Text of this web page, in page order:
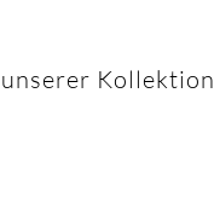
unserer Kollektion